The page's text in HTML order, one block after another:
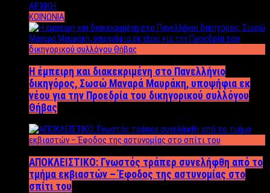
ΑΡΧΙΚΗ
ΚΟΙΝΩΝΙΑ
Η έμπειρη και διακεκριμένη στο Πανελλήνιο
δικηγόρος, Σωσώ Μαναρά Μαυράκη, υποψήφια εκ
νέου για την Προεδρία του δικηγορικού συλλόγου
Θήβας
ΑΠΟΚΛΕΙΣΤΙΚΟ: Γνωστός τράπερ συνελήφθη από το
τμήμα εκβιαστών – Έφοδος της αστυνομίας στο
σπίτι του